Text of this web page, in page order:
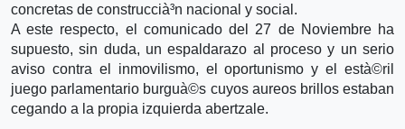
concretas de construccià³n nacional y social.
A este respecto, el comunicado del 27 de Noviembre ha
supuesto, sin duda, un espaldarazo al proceso y un serio
aviso contra el inmovilismo, el oportunismo y el està©ril
juego parlamentario burguà©s cuyos aureos brillos estaban
cegando a la propia izquierda abertzale.